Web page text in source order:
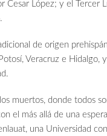
López; y el Tercer
de origen
Veracruz e Hidalgo,
muertos, donde todos
el más allá de una
una Universidad